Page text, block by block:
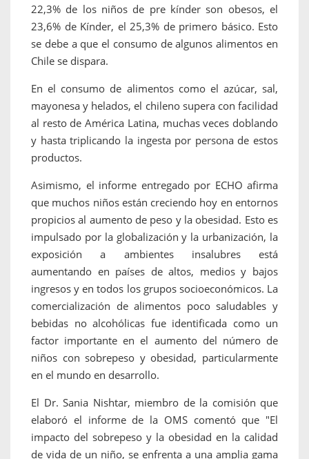
22,3% de los niños de pre kínder son obesos, el
23,6% de Kínder, el 25,3% de primero básico. Esto
se debe a que el consumo de algunos alimentos en
Chile se dispara.
En el consumo de alimentos como el azúcar, sal,
mayonesa y helados, el chileno supera con facilidad
al resto de América Latina, muchas veces doblando
y hasta triplicando la ingesta por persona de estos
productos.
Asimismo, el informe entregado por ECHO afirma
que muchos niños están creciendo hoy en entornos
propicios al aumento de peso y la obesidad. Esto es
impulsado por la globalización y la urbanización, la
exposición a ambientes insalubres está
aumentando en países de altos, medios y bajos
ingresos y en todos los grupos socioeconómicos. La
comercialización de alimentos poco saludables y
bebidas no alcohólicas fue identificada como un
factor importante en el aumento del número de
niños con sobrepeso y obesidad, particularmente
en el mundo en desarrollo.
El Dr. Sania Nishtar, miembro de la comisión que
elaboró el informe de la OMS comentó que "El
impacto del sobrepeso y la obesidad en la calidad
de vida de un niño, se enfrenta a una amplia gama